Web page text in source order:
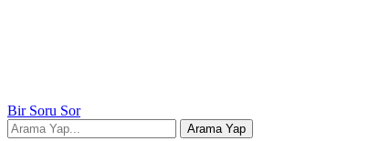
Bir Soru Sor